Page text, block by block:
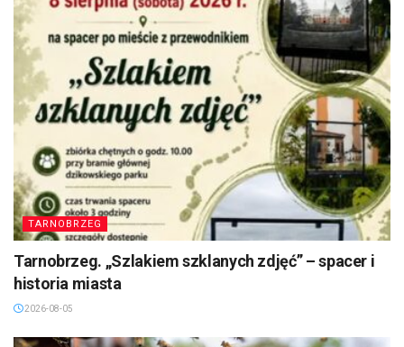
TARNOBRZEG
Tarnobrzeg. „Szlakiem szklanych zdjęć” – spacer i
historia miasta
2026-08-05